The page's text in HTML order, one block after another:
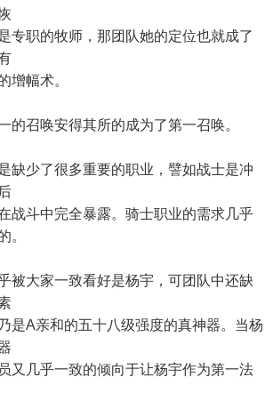
专职的牧师，那团队她的定位也就成了
增幅术。
召唤安得其所的成为了第一召唤。
少了很多重要的职业，譬如战士是冲
战斗中完全暴露。骑士职业的需求几乎
。
大家一致看好是杨宇，可团队中还缺
是A亲和的五十八级强度的真神器。当杨
又几乎一致的倾向于让杨宇作为第一法